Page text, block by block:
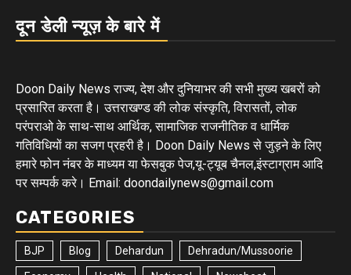
दून डेली न्यूज़ के बारे में
Doon Daily News राज्य, देश और दुनियाभर की सभी मुख्य खबरों को
प्रसारित करता है। उत्तराखण्ड की लोक संस्कृति, विरासतों, लोक
परंपराओ के साथ-साथ आर्थिक, सामाजिक राजनीतिक व धार्मिक
गतिविधियों का सजग प्रहरी है। Doon Daily News से जुड़ने के लिए
हमारे फोन नंबर के माध्यम या फेसबुक पेज,यू-ट्यूब चैनल,इंस्टाग्राम आदि
पर सम्पर्क करे। Email: doondailynews@gmail.com
CATEGORIES
BJP Blog Dehardun Dehradun/Mussoorie